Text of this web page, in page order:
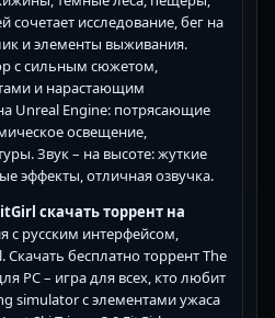
сочетает исследование, бег на
и элементы выживания.
с сильным сюжетом,
и нарастающим
Unreal Engine: потрясающие
освещение,
Звук – на высоте: жуткие
эффекты, отличная озвучка.
скачать торрент на
с русским интерфейсом,
Скачать бесплатно торрент The
PC – игра для всех, кто любит
simulator с элементами ужаса